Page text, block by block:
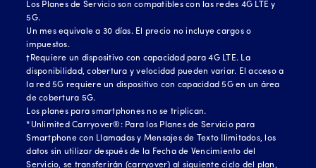
Los Planes de Servicio son compatibles con las redes 4G LTE y
5G.
Un mes equivale a 30 días. El precio no incluye cargos o
impuestos.
†Requiere un dispositivo con capacidad para 4G LTE. La
disponibilidad, cobertura y velocidad pueden variar. El acceso a
la red 5G requiere un dispositivo con capacidad 5G en un área
de cobertura 5G.
Los planes para smartphones no se triplican.
*Unlimited Carryover®: Para los Planes de Servicio para
Smartphone con Llamadas y Mensajes de Texto Ilimitados, los
datos sin utilizar después de la Fecha de Vencimiento del
Servicio, se transferirán (carryover) al siguiente ciclo del plan,